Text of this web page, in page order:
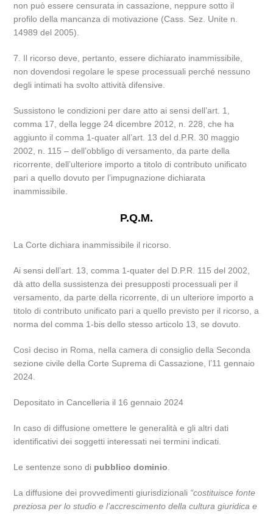
non può essere censurata in cassazione, neppure sotto il
profilo della mancanza di motivazione (Cass. Sez. Unite n.
14989 del 2005).
7. Il ricorso deve, pertanto, essere dichiarato inammissibile,
non dovendosi regolare le spese processuali perché nessuno
degli intimati ha svolto attività difensive.
Sussistono le condizioni per dare atto ai sensi dell’art. 1,
comma 17, della legge 24 dicembre 2012, n. 228, che ha
aggiunto il comma 1-quater all’art. 13 del d.P.R. 30 maggio
2002, n. 115 – dell’obbligo di versamento, da parte della
ricorrente, dell’ulteriore importo a titolo di contributo unificato
pari a quello dovuto per l’impugnazione dichiarata
inammissibile.
P.Q.M.
La Corte dichiara inammissibile il ricorso.
Ai sensi dell’art. 13, comma 1-quater del D.P.R. 115 del 2002,
dà atto della sussistenza dei presupposti processuali per il
versamento, da parte della ricorrente, di un ulteriore importo a
titolo di contributo unificato pari a quello previsto per il ricorso, a
norma del comma 1-bis dello stesso articolo 13, se dovuto.
Così deciso in Roma, nella camera di consiglio della Seconda
sezione civile della Corte Suprema di Cassazione, l’11 gennaio
2024.
Depositato in Cancelleria il 16 gennaio 2024
In caso di diffusione omettere le generalità e gli altri dati
identificativi dei soggetti interessati nei termini indicati.
Le sentenze sono di pubblico dominio
La diffusione dei provvedimenti giurisdizionali “costituisce fonte
preziosa per lo studio e l’accrescimento della cultura giuridica e